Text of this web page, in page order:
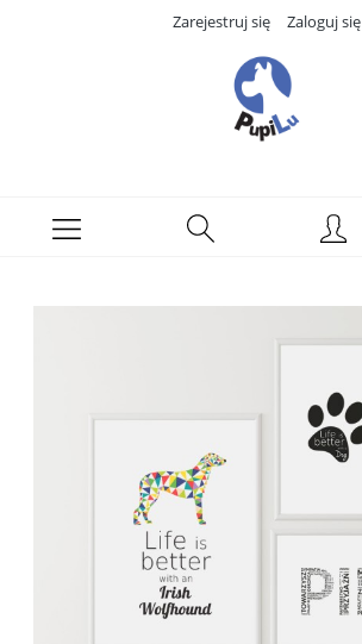
Zarejestruj się Zaloguj się